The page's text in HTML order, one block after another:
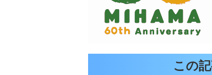
この